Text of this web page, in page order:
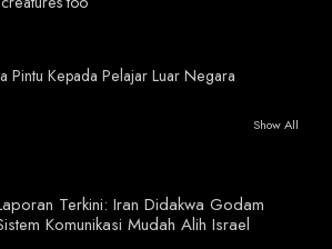
Pintu Kepada Pelajar Luar Negara
Show All
Terkini: Iran Didakwa Godam
Komunikasi Mudah Alih Israel